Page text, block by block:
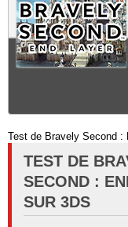
Test de Bravely Second :
TEST DE
SECOND :
SUR 3DS